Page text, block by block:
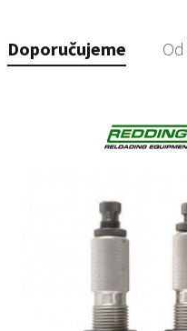
Doporučujeme